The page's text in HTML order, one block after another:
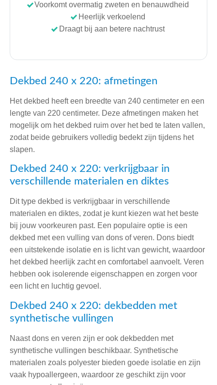
Voorkomt overmatig zweten en benauwdheid
Heerlijk verkoelend
Draagt bij aan betere nachtrust
Dekbed 240 x 220: afmetingen
Het dekbed heeft een breedte van 240 centimeter en een
lengte van 220 centimeter. Deze afmetingen maken het
mogelijk om het dekbed ruim over het bed te laten vallen,
zodat beide gebruikers volledig bedekt zijn tijdens het
slapen.
Dekbed 240 x 220: verkrijgbaar in
verschillende materialen en diktes
Dit type dekbed is verkrijgbaar in verschillende
materialen en diktes, zodat je kunt kiezen wat het beste
bij jouw voorkeuren past. Een populaire optie is een
dekbed met een vulling van dons of veren. Dons biedt
een uitstekende isolatie en is licht van gewicht, waardoor
het dekbed heerlijk zacht en comfortabel aanvoelt. Veren
hebben ook isolerende eigenschappen en zorgen voor
een licht en luchtig gevoel.
Dekbed 240 x 220: dekbedden met
synthetische vullingen
Naast dons en veren zijn er ook dekbedden met
synthetische vullingen beschikbaar. Synthetische
materialen zoals polyester bieden goede isolatie en zijn
vaak hypoallergeen, waardoor ze geschikt zijn voor